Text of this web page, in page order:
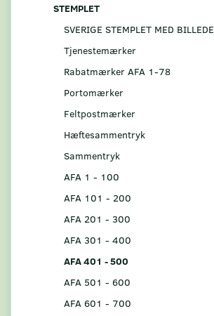
STEMPLET
SVERIGE STEMPLET MED BILLEDE
Tjenestemærker
Rabatmærker AFA 1-78
Portomærker
Feltpostmærker
Hæftesammentryk
Sammentryk
AFA 1 - 100
AFA 101 - 200
AFA 201 - 300
AFA 301 - 400
AFA 401 - 500
AFA 501 - 600
AFA 601 - 700